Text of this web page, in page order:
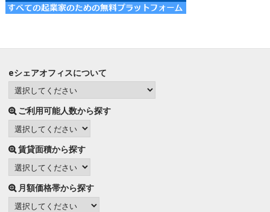
eシェアオフィスについて
ご利用可能人数から探す
賃貸面積から探す
月額価格帯から探す